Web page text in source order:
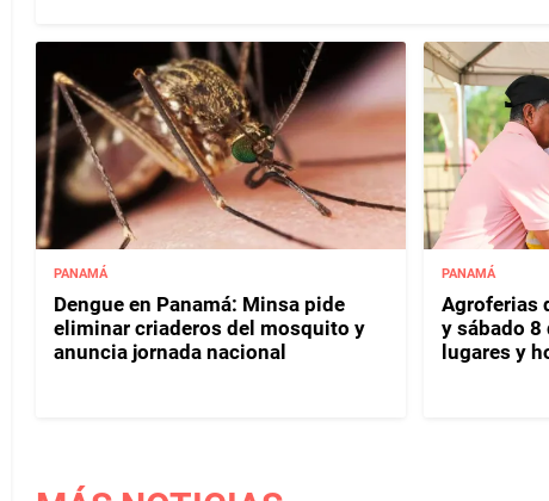
PANAMÁ
Dengue en Panamá: Minsa pide
eliminar criaderos del mosquito y
anuncia jornada nacional
PANAMÁ
Agroferias
y sábado
lugares y